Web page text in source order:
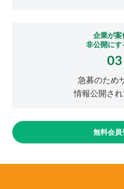
企業が案
非公開にす
03
急募のため
情報公開さ
無料会員